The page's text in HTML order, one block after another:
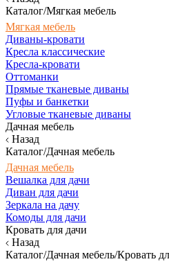
Каталог/Мягкая мебель
Мягкая мебель
Диваны-кровати
Кресла классические
Кресла-кровати
Оттоманки
Прямые тканевые диваны
Пуфы и банкетки
Угловые тканевые диваны
Дачная мебель
Назад
Каталог/Дачная мебель
Дачная мебель
Вешалка для дачи
Диван для дачи
Зеркала на дачу
Комоды для дачи
Кровать для дачи
Назад
Каталог/Дачная мебель/Кровать